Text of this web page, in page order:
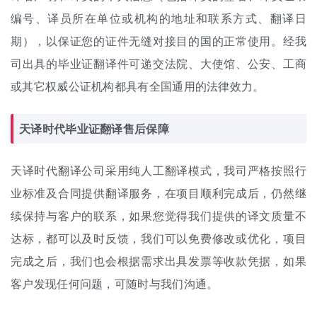
编号、译员所在单位或机构的地址和联系方式、翻译日
期），以保证您的证件无缝对接目的国的正常使用。经我
司出具的毕业证翻译件可递交法院、大使馆、公安、工商
或其它权威公证机构都具有全国通用的法律效力。
天译时代毕业证翻译售后保障
天译时代翻译公司采用纯人工翻译模式，我司严格按照行
业标准及合同提供翻译服务，在项目顺利完成后，仍然继
续保持与客户的联系，如果您觉得我们提供的译文质量不
达标，都可以及时反馈，我们可以免费修改或优化，项目
完成之后，我们也会根据需求出具发票等收款凭据，如果
客户发现任何问题，可随时与我们沟通。